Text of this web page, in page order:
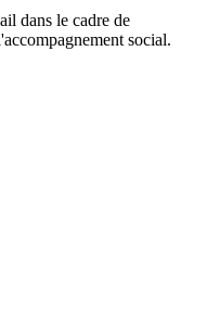
dans le cadre de
social.